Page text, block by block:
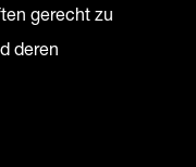
gerecht zu
deren